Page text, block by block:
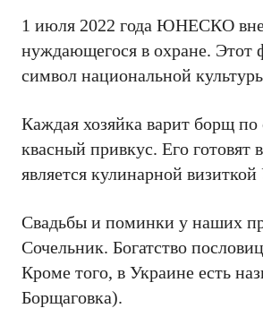
1 июля 2022 года ЮНЕСКО внес
нуждающегося в охране. Этот
символ национальной
Каждая хозяйка варит борщ
квасный привкус. Его
является кулинарной
Свадьбы и поминки у наших
Сочельник. Богатство
Кроме того, в Украине есть
Борщаговка).